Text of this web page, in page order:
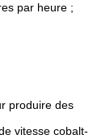
par heure ;
produire des
vitesse cobalt-